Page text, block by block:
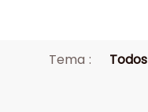
Tema : Todos